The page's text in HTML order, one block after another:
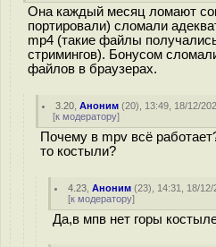
Она каждый месяц ломают
портировали) сломали
mp4 (такие файлы
стримингов). Бонусом
файлов в браузерах.
3.20 ,Аноним (20), 13:49, 18/12/
[к модератору]
Почему в mpv всё
то костыли?
4.23 ,Аноним (23), 14:31, 18/12/
[к модератору]
Да,в мпв нет горы